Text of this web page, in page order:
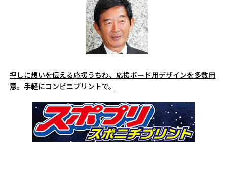
押しに想いを伝える応援うちわ、応援ボード用デザインを多数用
意。手軽にコンビニプリントで。